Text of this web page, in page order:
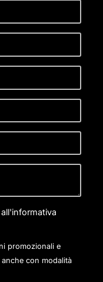
promozionali e
con modalità